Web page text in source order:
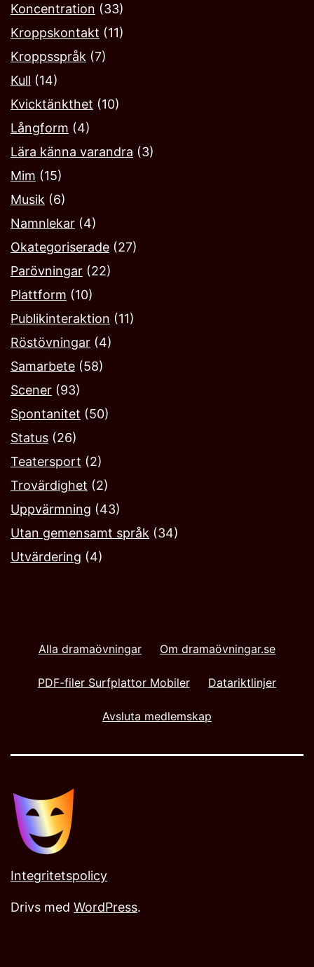
Koncentration (33)
Kroppskontakt (11)
Kroppsspråk (7)
Kull (14)
Kvicktänkthet (10)
Långform (4)
Lära känna varandra (3)
Mim (15)
Musik (6)
Namnlekar‎ (4)
Okategoriserade (27)
Parövningar (22)
Plattform (10)
Publikinteraktion (11)
Röstövningar (4)
Samarbete (58)
Scener (93)
Spontanitet (50)
Status (26)
Teatersport (2)
Trovärdighet (2)
Uppvärmning (43)
Utan gemensamt språk (34)
Utvärdering (4)
Alla dramaövningar Om dramaövningar.se
PDF-filer Surfplattor Mobiler Datariktlinjer
Avsluta medlemskap
Integritetspolicy
Drivs med WordPress.